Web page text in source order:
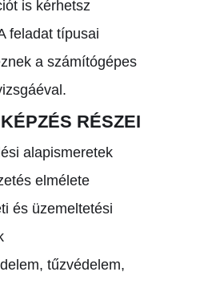
is kérhetsz
feladat típusai
a számítógépes
RÉSZEI
alapismeretek
elmélete
és üzemeltetési
tűzvédelem,